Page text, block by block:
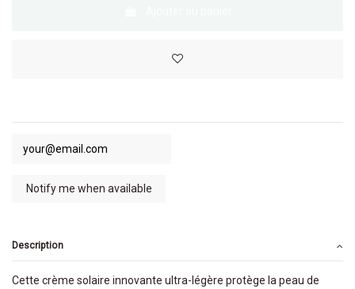
Description
Cette crème solaire innovante ultra-légère protège la peau de